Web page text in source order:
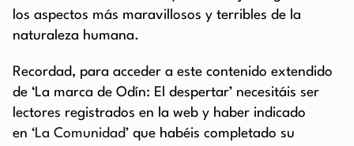
los aspectos más maravillosos y terribles de la
naturaleza humana.
Recordad, para acceder a este contenido extendido
de ‘La marca de Odín: El despertar’ necesitáis ser
lectores registrados en la web y haber indicado
en ‘La Comunidad’ que habéis completado su